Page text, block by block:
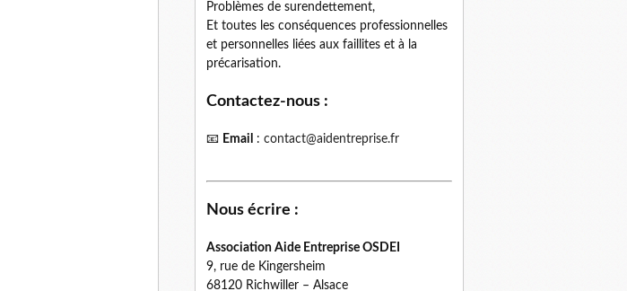
Problèmes de surendettement,
Et toutes les conséquences professionnelles
et personnelles liées aux faillites et à la
précarisation.
Contactez-nous :
📧 Email : contact@aidentreprise.fr
Nous écrire :
Association Aide Entreprise OSDEI
9, rue de Kingersheim
68120 Richwiller – Alsace